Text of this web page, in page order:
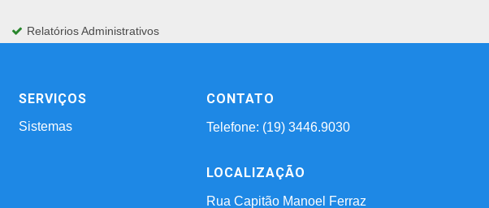
Relatórios Administrativos
SERVIÇOS
Sistemas
CONTATO
Telefone: (19) 3446.9030
LOCALIZAÇÃO
Rua Capitão Manoel Ferraz